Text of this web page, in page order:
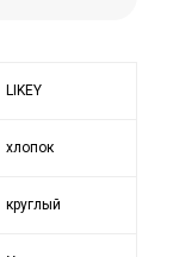
LIKEY
хлопок
круглый